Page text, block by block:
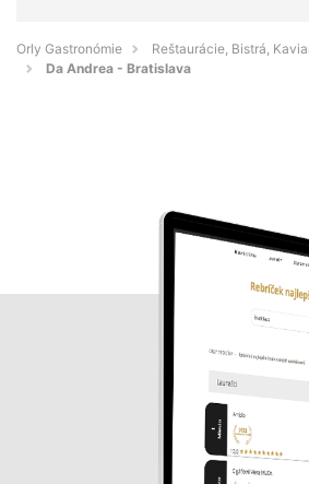
Orly Gastronómie
Reštaurácie, Bistrá,
Da Andrea - Bratislava